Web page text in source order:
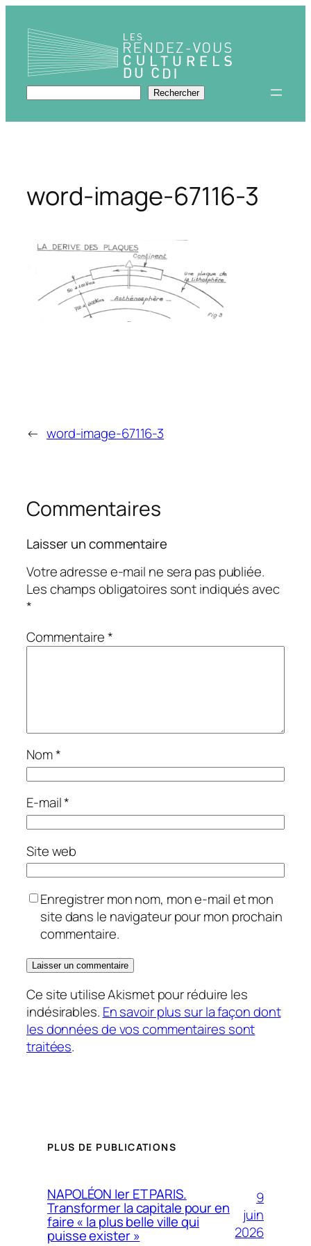
contenu
Rechercher Rechercher
word-image-67116-3
← word-image-67116-3
Commentaires
Laisser un commentaire
Votre adresse e-mail ne sera pas publiée.
Les champs obligatoires sont indiqués avec
*
Commentaire*
Nom*
E-mail*
Site web
Enregistrer mon nom, mon e-mail et mon
site dans le navigateur pour mon prochain
commentaire.
Ce site utilise Akismet pour réduire les
indésirables. En savoir plus sur la façon dont
les données de vos commentaires sont
traitées.
PLUS DE PUBLICATIONS
NAPOLÉON Ier ET PARIS.
Transformer la capitale pour en
faire « la plus belle ville qui
puisse exister »
9
juin
2026